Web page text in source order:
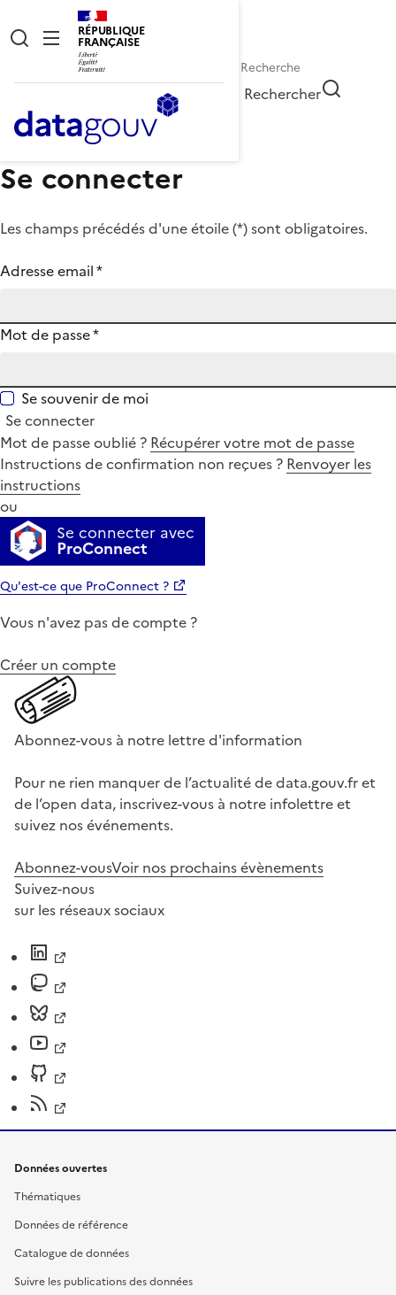
RÉPUBLIQUE
FRANÇAISE
Rechercher
Se connecter
Les champs précédés d'une étoile (*) sont obligatoires.
Adresse email*
Mot de passe*
Se souvenir de moi
Se connecter
Mot de passe oublié ? Récupérer votre mot de passe
Instructions de confirmation non reçues ? Renvoyer les
instructions
ou
Se connecter avec
ProConnect
Qu'est-ce que ProConnect ?
Vous n'avez pas de compte ?
Créer un compte
Abonnez-vous à notre lettre d'information
Pour ne rien manquer de l’actualité de data.gouv.fr et
de l’open data, inscrivez-vous à notre infolettre et
suivez nos événements.
Abonnez-vousVoir nos prochains évènements
Suivez-nous
sur les réseaux sociaux
Données ouvertes
Thématiques
Données de référence
Catalogue de données
Suivre les publications des données